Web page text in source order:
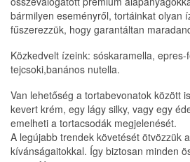
bármilyen eseményről, tortáinkat olyan
fűszerezzük, hogy garantáltan
Közkedvelt ízeink: sóskaramella,
tejcsoki,banános nutella.
Van lehetőség a tortabevonatok között
kevert krém, egy lágy silky, vagy egy
emelheti a tortacsodák megjelenését.
A legújabb trendek követését ötvözzük
kívánságaitokkal. Így biztosan minden